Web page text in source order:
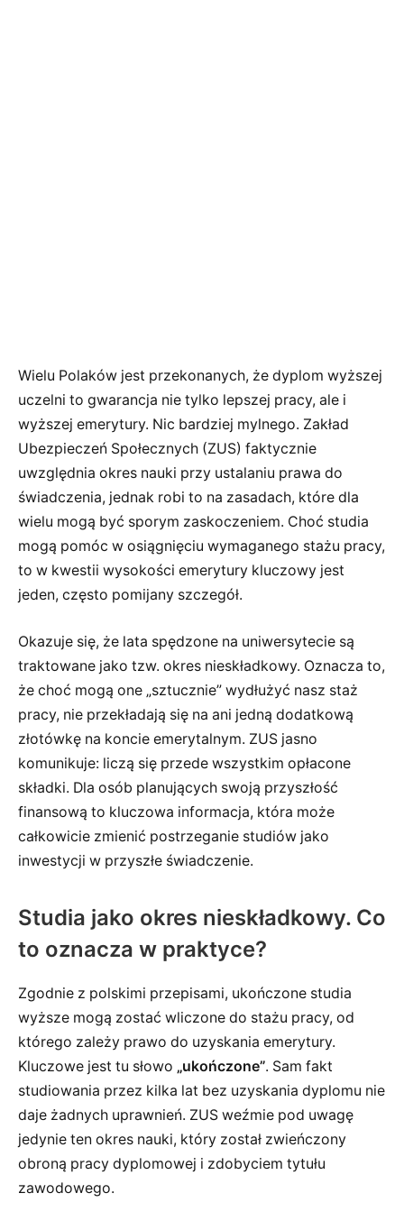
Wielu Polaków jest przekonanych, że dyplom wyższej
uczelni to gwarancja nie tylko lepszej pracy, ale i
wyższej emerytury. Nic bardziej mylnego. Zakład
Ubezpieczeń Społecznych (ZUS) faktycznie
uwzględnia okres nauki przy ustalaniu prawa do
świadczenia, jednak robi to na zasadach, które dla
wielu mogą być sporym zaskoczeniem. Choć studia
mogą pomóc w osiągnięciu wymaganego stażu pracy,
to w kwestii wysokości emerytury kluczowy jest
jeden, często pomijany szczegół.
Okazuje się, że lata spędzone na uniwersytecie są
traktowane jako tzw. okres nieskładkowy. Oznacza to,
że choć mogą one „sztucznie” wydłużyć nasz staż
pracy, nie przekładają się na ani jedną dodatkową
złotówkę na koncie emerytalnym. ZUS jasno
komunikuje: liczą się przede wszystkim opłacone
składki. Dla osób planujących swoją przyszłość
finansową to kluczowa informacja, która może
całkowicie zmienić postrzeganie studiów jako
inwestycji w przyszłe świadczenie.
Studia jako okres nieskładkowy. Co
to oznacza w praktyce?
Zgodnie z polskimi przepisami, ukończone studia
wyższe mogą zostać wliczone do stażu pracy, od
którego zależy prawo do uzyskania emerytury.
Kluczowe jest tu słowo „ukończone”. Sam fakt
studiowania przez kilka lat bez uzyskania dyplomu nie
daje żadnych uprawnień. ZUS weźmie pod uwagę
jedynie ten okres nauki, który został zwieńczony
obroną pracy dyplomowej i zdobyciem tytułu
zawodowego.